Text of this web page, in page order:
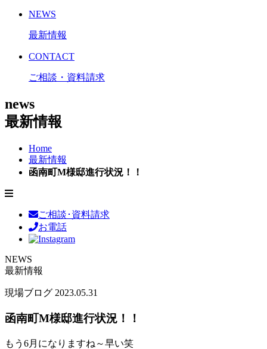
NEWS
最新情報
CONTACT
ご相談・資料請求
news
最新情報
Home
最新情報
函南町M様邸進行状況！！
ご相談･資料請求
お電話
NEWS
最新情報
現場ブログ 2023.05.31
函南町M様邸進行状況！！
もう6月になりますね～早い笑